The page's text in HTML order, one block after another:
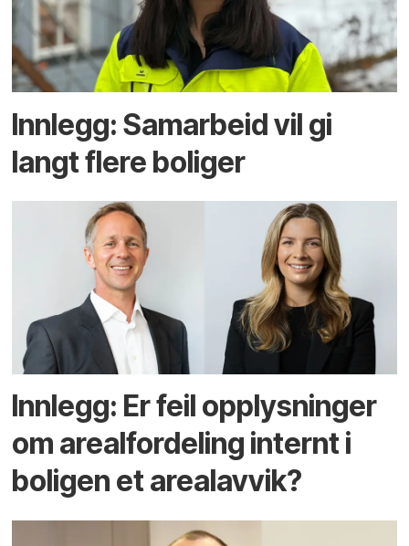
Innlegg: Samarbeid vil gi
langt flere boliger
Innlegg: Er feil opplysninger
om arealfordeling internt i
boligen et arealavvik?